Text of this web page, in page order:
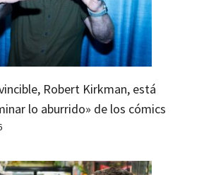
Robert Kirkman, está
lo aburrido» de los cómics